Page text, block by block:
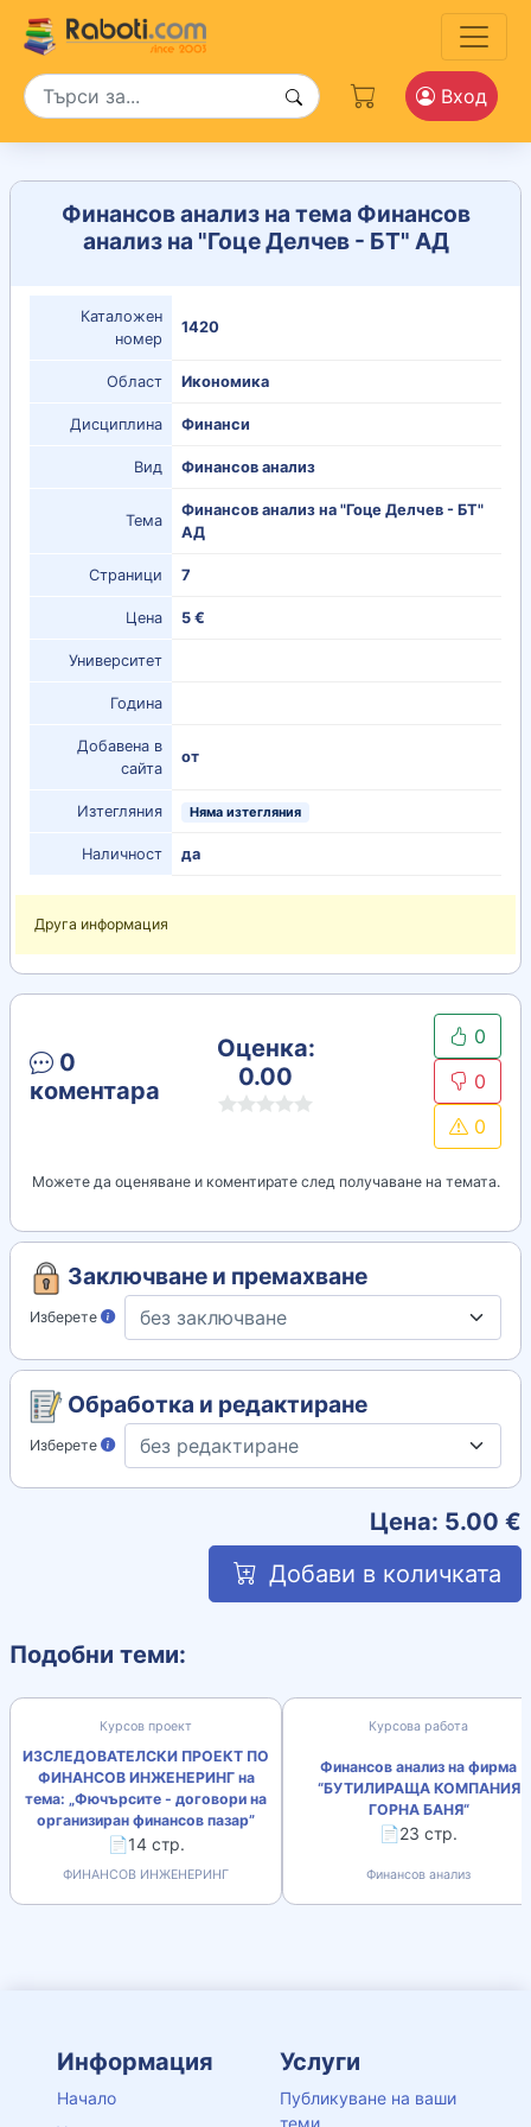
Вход
Финансов анализ на тема Финансов
анализ на "Гоце Делчев - БТ" АД
Каталожен
номер
1420
Област Икономика
Дисциплина Финанси
Вид Финансов анализ
Тема
Финансов анализ на "Гоце Делчев - БТ"
АД
Страници 7
Цена 5 €
Университет
Година
Добавена в
сайта
от
Изтегляния Няма изтегляния
Наличност да
Друга информация
0
коментара
Оценка:
0.00
0
0
0
Можете да оценяване и коментирате след получаване на темата.
Заключване и премахване
Изберете
Обработка и редактиране
Изберете
Цена: 5.00 €
Добави в количката
Подобни теми:
Курсов проект
ИЗСЛЕДОВАТЕЛСКИ ПРОЕКТ ПО
ФИНАНСОВ ИНЖЕНЕРИНГ на
тема: „Фючърсите - договори на
организиран финансов пазар”
📄14 стр.
ФИНАНСОВ ИНЖЕНЕРИНГ
Курсова работа
Финансов анализ на фирма
“БУТИЛИРАЩА КОМПАНИЯ
ГОРНА БАНЯ“
📄23 стр.
Финансов анализ
Информация
Начало
Услуги
Публикуване на ваши
теми